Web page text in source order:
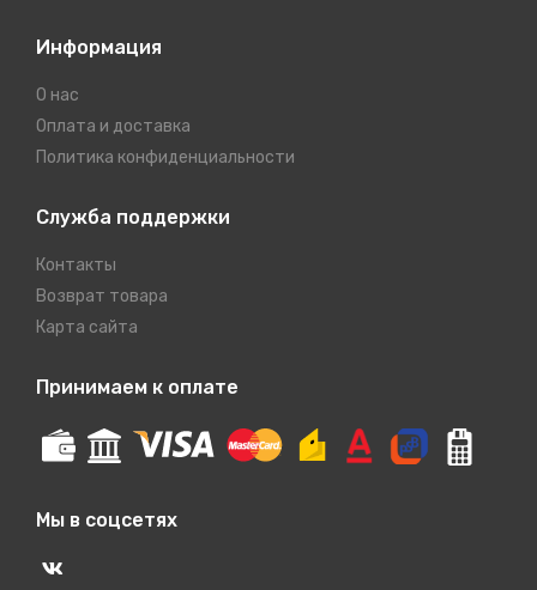
Информация
О нас
Оплата и доставка
Политика конфиденциальности
Служба поддержки
Контакты
Возврат товара
Карта сайта
Принимаем к оплате
Мы в соцсетях